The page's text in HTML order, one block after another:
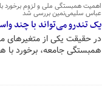
اهمیت همبستگی ملی و لزوم برخورد
عباس سلیمی‌نمین بررسی شد
یک تندرو می‌تواند با چند
در حقیقت یکی از متغیرهای
همبستگی جامعه، برخورد با